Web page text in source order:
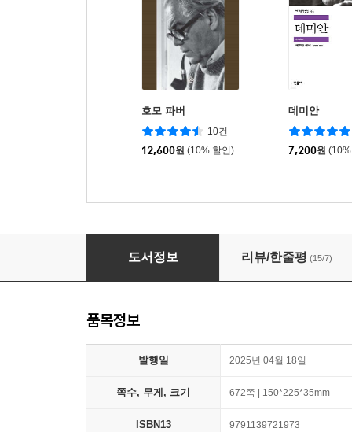
호모 파버
10건
12,600원 (10% 할인)
데미안
7,200원
오디세이아
도서정보 리뷰/한줄평 (15/7)
품목정보
발행일 2025년 04월 18일
쪽수, 무게, 크기 672쪽 | 150*225*35mm
ISBN13 9791139721973